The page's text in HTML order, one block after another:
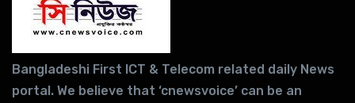
Bangladeshi First ICT & Telecom related daily News
portal. We believe that ‘cnewsvoice’ can be an